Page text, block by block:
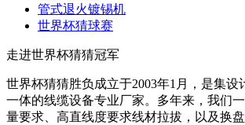
管式退火镀锡机
世界杯猜球赛
走进世界杯猜猜冠军
世界杯猜猜胜负成立于2003年1月，是集设
一体的线缆设备专业厂家。多年来，我们
量要求、高直线度要求线材拉拔，以及换